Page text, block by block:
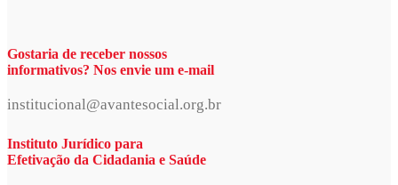
Gostaria de receber nossos
informativos? Nos envie um e-mail
institucional@avantesocial.org.br
Instituto Jurídico para
Efetivação da Cidadania e Saúde